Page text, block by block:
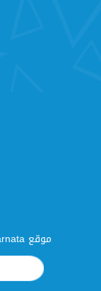
موقع Learnata